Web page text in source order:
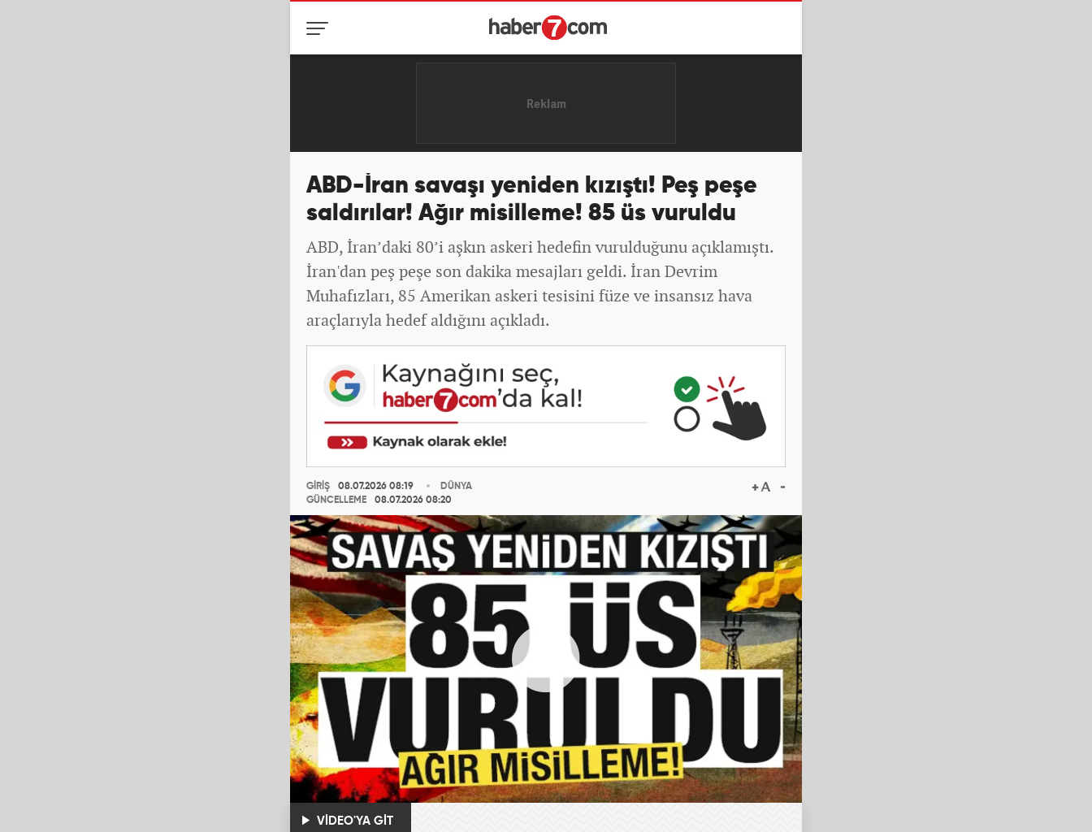
ABD-İran savaşı yeniden kızıştı! Peş peşe
saldırılar! Ağır misilleme! 85 üs vuruldu
ABD, İran’daki 80’i aşkın askeri hedefin vurulduğunu açıklamıştı.
İran'dan peş peşe son dakika mesajları geldi. İran Devrim
Muhafızları, 85 Amerikan askeri tesisini füze ve insansız hava
araçlarıyla hedef aldığını açıkladı.
GİRİŞ
08.07.2026 08:19
GÜNCELLEME
08.07.2026 08:20
DÜNYA
VİDEO'YA GİT